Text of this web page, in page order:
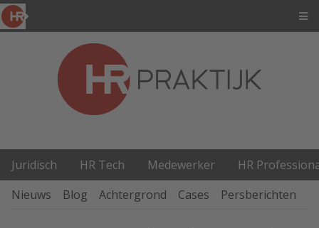
Juridisch HR Tech Medewerker
HR
Nieuws
Blog Achtergrond Cases Persberichten